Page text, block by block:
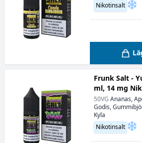
Nikotinsalt
Frunk Salt -
ml, 14 mg
50VG Ananas,
Godis,
Kyla
Nikotinsalt